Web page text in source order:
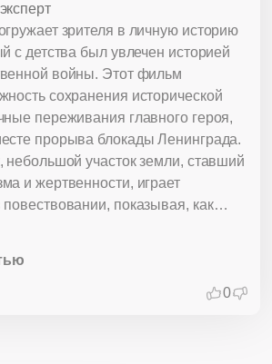
зрителя в личную историю
с детства был увлечен историей
войны. Этот фильм
сохранения исторической
переживания главного героя,
прорыва блокады Ленинграда.
небольшой участок земли, ставший
и жертвенности, играет
показывая, как
могут перерасти в серьезное
начинает заниматься
0